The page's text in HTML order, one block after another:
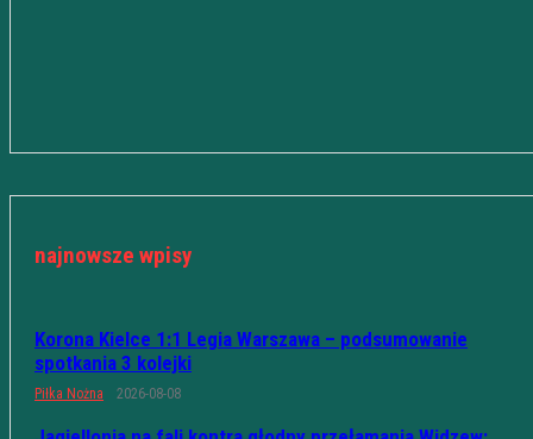
najnowsze wpisy
Korona Kielce 1:1 Legia Warszawa – podsumowanie
spotkania 3 kolejki
Piłka Nożna 2026-08-08